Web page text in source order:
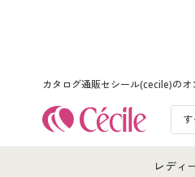
カタログ通販セシール(cecile)の
レディ